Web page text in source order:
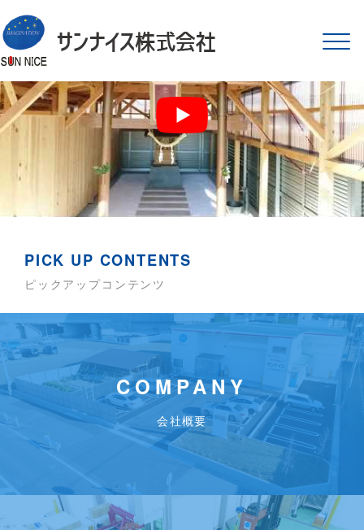
PICK UP CONTENTS
ピックアップコンテンツ
COMPANY
会社概要